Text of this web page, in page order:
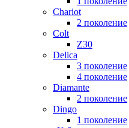
Chariot
2 поколение
Colt
Z30
Delica
3 поколение
4 поколение
Diamante
2 поколение
Dingo
1 поколение